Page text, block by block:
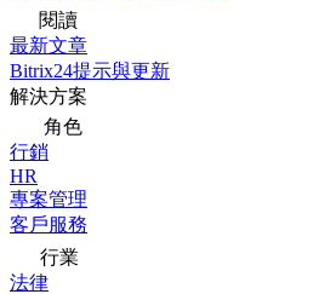
閱讀
最新文章
Bitrix24提示與更新
解決方案
角色
行銷
HR
專案管理
客戶服務
行業
法律